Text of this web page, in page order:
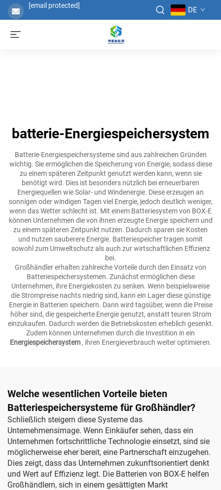
[email protected] DE
batterie-Energiespeichersystem
Batterie-Energiespeichersysteme sind aus zahlreichen Gründen
wichtig. Sie ermöglichen die Speicherung von Energie, sodass diese
zu einem späteren Zeitpunkt genutzt werden kann, wenn sie
benötigt wird. Dies ist besonders nützlich bei erneuerbaren
Energiequellen wie Solar- und Windenergie. Diese erzeugen an
sonnigen oder windigen Tagen viel Energie, jedoch deutlich weniger,
wenn das Wetter schlecht ist. Mit einem Batteriesystem von BOX-E
können Unternehmen die von ihnen erzeugte Energie speichern und
zu einem späteren Zeitpunkt nutzen. Dadurch sparen sie Kosten
und nutzen sauberere Energie. Batteriespeicher tragen somit
sowohl zum Umweltschutz als auch zur wirtschaftlichen Effizienz
bei.
Großhändler erhalten zahlreiche Vorteile durch den Einsatz von
Batteriespeichersystemen. Zunächst ermöglichen diese
Unternehmen, ihre Energiekosten zu senken. Wenn beispielsweise
die Strompreise nachts niedrig sind, kann ein Lager diese günstige
Energie in Batterien speichern. Dann wird tagsüber, wenn die Preise
höher sind, die gespeicherte Energie genutzt, anstatt teuren Strom
einzukaufen. Dadurch werden die Betriebskosten erheblich gesenkt.
Zudem können Unternehmen durch die Investition in ein
Energiespeichersystem , ihren Energieverbrauch weiter optimieren.
Welche wesentlichen Vorteile bieten
Batteriespeichersysteme für Großhändler?
Schließlich steigern diese Systeme das
Unternehmensimage. Wenn Einkäufer sehen, dass ein
Unternehmen fortschrittliche Technologie einsetzt, sind sie
möglicherweise eher bereit, eine Partnerschaft einzugehen.
Dies zeigt, dass das Unternehmen zukunftsorientiert denkt
und Wert auf Effizienz legt. Die Batterien von BOX-E helfen
Großhändlern, sich in einem gesättigten Markt